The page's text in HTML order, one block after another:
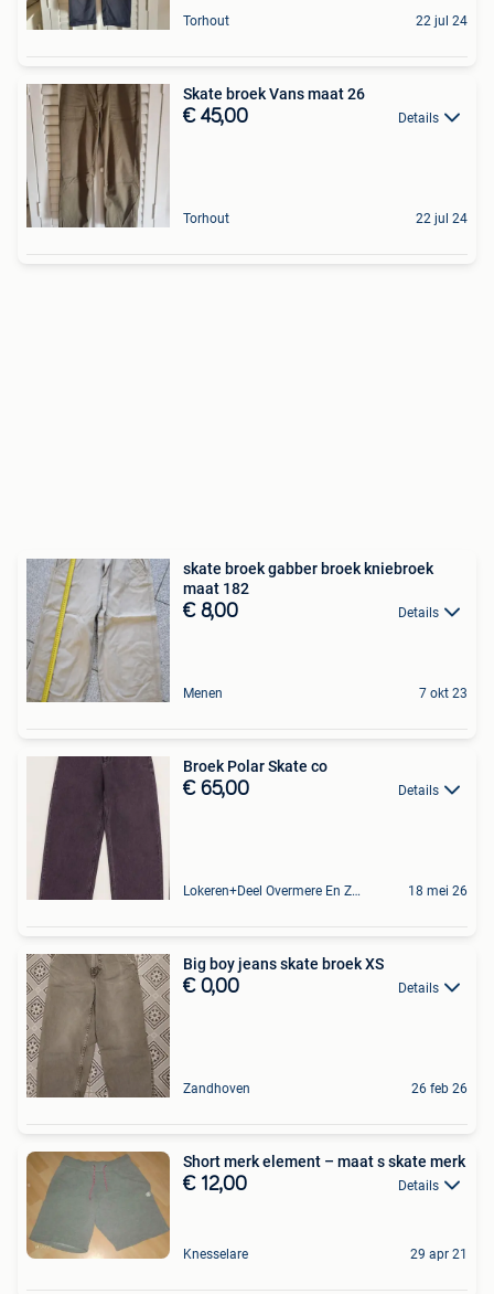
Torhout 22 jul 24
Skate broek Vans maat 26
€ 45,00 Details
Torhout 22 jul 24
skate broek gabber broek kniebroek
maat 182
€ 8,00 Details
Menen 7 okt 23
Broek Polar Skate co
€ 65,00 Details
Lokeren+Deel Overmere En Zele 18 mei 26
Big boy jeans skate broek XS
€ 0,00 Details
Zandhoven 26 feb 26
Short merk element – maat s skate merk
€ 12,00 Details
Knesselare 29 apr 21